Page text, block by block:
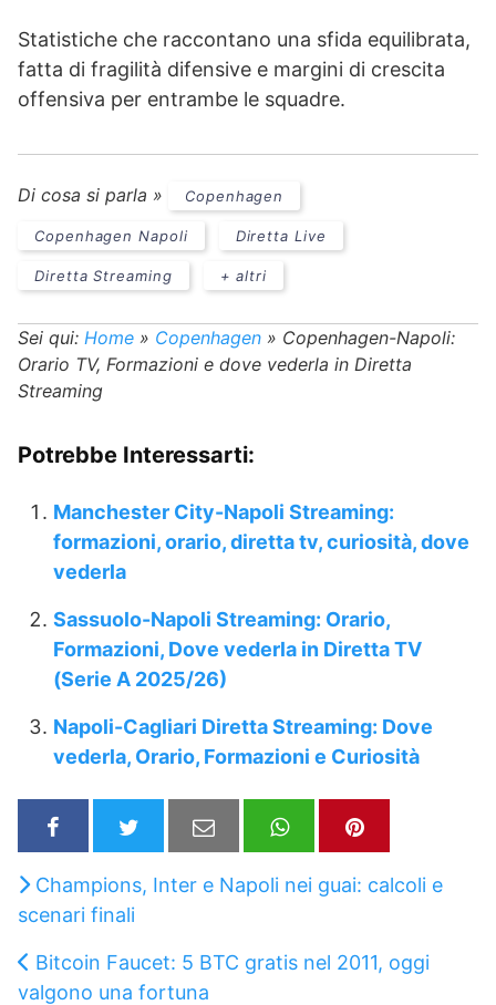
Statistiche che raccontano una sfida equilibrata,
fatta di fragilità difensive e margini di crescita
offensiva per entrambe le squadre.
Di cosa si parla » Copenhagen
Copenhagen Napoli Diretta Live
Diretta Streaming + altri
Sei qui: Home » Copenhagen » Copenhagen-Napoli:
Orario TV, Formazioni e dove vederla in Diretta
Streaming
Potrebbe Interessarti:
Manchester City-Napoli Streaming:
formazioni, orario, diretta tv, curiosità, dove
vederla
Sassuolo-Napoli Streaming: Orario,
Formazioni, Dove vederla in Diretta TV
(Serie A 2025/26)
Napoli-Cagliari Diretta Streaming: Dove
vederla, Orario, Formazioni e Curiosità
Champions, Inter e Napoli nei guai: calcoli e
scenari finali
Bitcoin Faucet: 5 BTC gratis nel 2011, oggi
valgono una fortuna